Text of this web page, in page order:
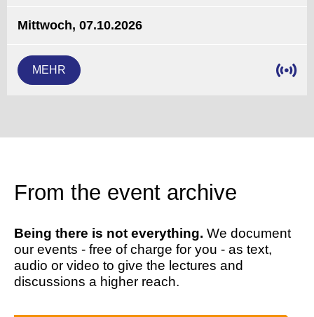
Mittwoch, 07.10.2026
MEHR
From the event archive
Being there is not everything. We document
our events - free of charge for you - as text,
audio or video to give the lectures and
discussions a higher reach.